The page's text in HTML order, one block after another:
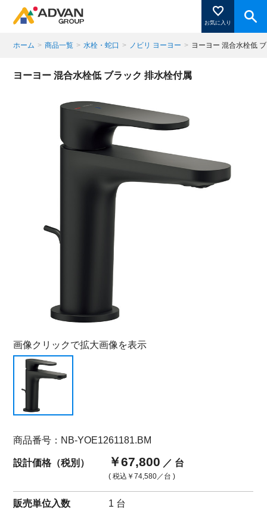
お気に入り
商品ページにある「お気に入り登録」を押すと登録した
閉じる
ホーム > 商品一覧 > 水栓・蛇口 > ノビリ ヨーヨー > ヨーヨー 混合水栓低
ヨーヨー 混合水栓低 ブラック 排水栓付属
画像クリックで拡大画像を表示
商品番号：NB-YOE1261181.BM
設計価格（税別） ￥67,800 ／ 台
( 税込 ￥74,580／台 )
販売単位入数 1 台